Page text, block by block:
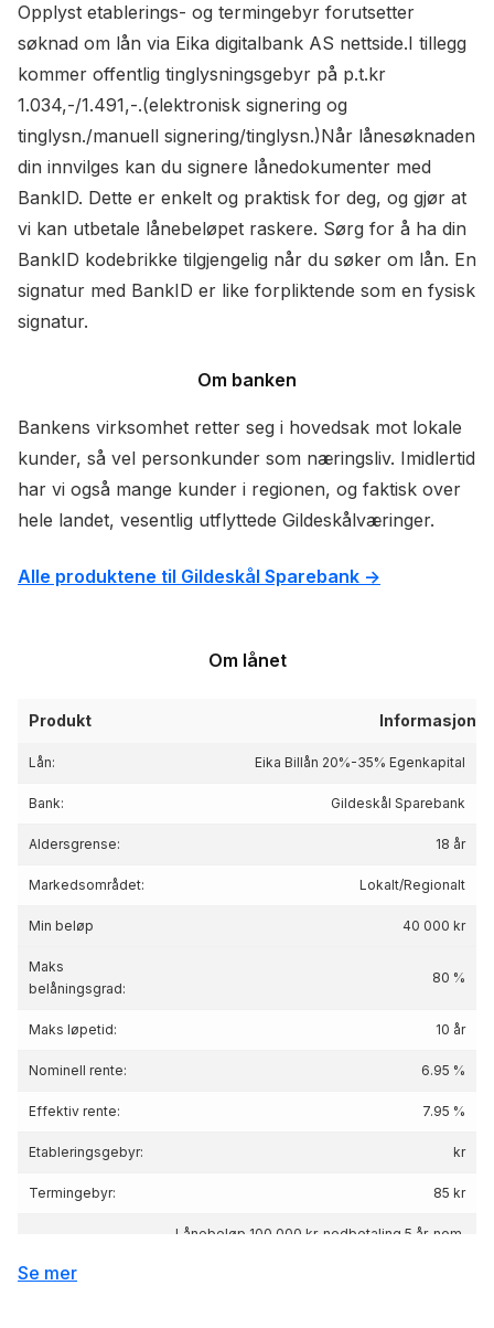
Opplyst etablerings- og termingebyr forutsetter
søknad om lån via Eika digitalbank AS nettside.I tillegg
kommer offentlig tinglysningsgebyr på p.t.kr
1.034,-/1.491,-.(elektronisk signering og
tinglysn./manuell signering/tinglysn.)Når lånesøknaden
din innvilges kan du signere lånedokumenter med
BankID. Dette er enkelt og praktisk for deg, og gjør at
vi kan utbetale lånebeløpet raskere. Sørg for å ha din
BankID kodebrikke tilgjengelig når du søker om lån. En
signatur med BankID er like forpliktende som en fysisk
signatur.
Om banken
Bankens virksomhet retter seg i hovedsak mot lokale
kunder, så vel personkunder som næringsliv. Imidlertid
har vi også mange kunder i regionen, og faktisk over
hele landet, vesentlig utflyttede Gildeskålværinger.
Alle produktene til Gildeskål Sparebank ->
Om lånet
Produkt Informasjon
Lån: Eika Billån 20%-35% Egenkapital
Bank: Gildeskål Sparebank
Aldersgrense: 18 år
Markedsområdet: Lokalt/Regionalt
Min beløp 40 000 kr
Maks
belåningsgrad:
80 %
Maks løpetid: 10 år
Nominell rente: 6.95 %
Effektiv rente: 7.95 %
Etableringsgebyr: kr
Termingebyr: 85 kr
Lånebeløp 100 000 kr, nedbetaling 5 år, nom.
Se mer